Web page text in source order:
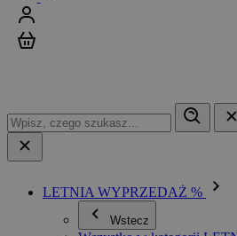
LETNIA WYPRZEDAŻ %
Wstecz